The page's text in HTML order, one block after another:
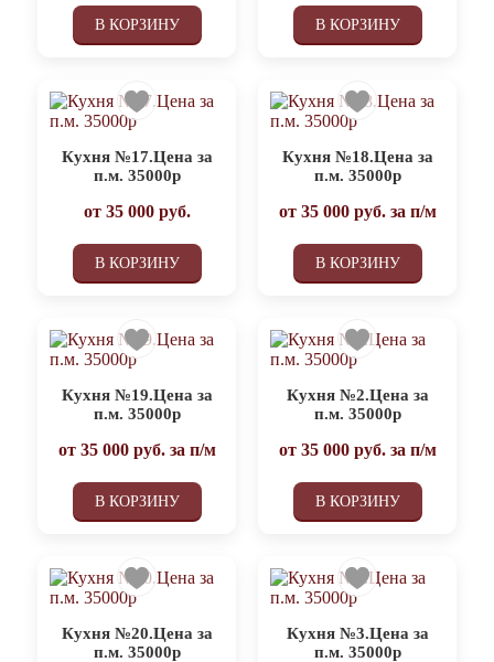
В КОРЗИНУ В КОРЗИНУ
Кухня №17.Цена за
п.м. 35000р
от 35 000руб.
В КОРЗИНУ
Кухня №18.Цена за
п.м. 35000р
от 35 000руб. за п/м
В КОРЗИНУ
Кухня №19.Цена за
п.м. 35000р
от 35 000руб. за п/м
В КОРЗИНУ
Кухня №2.Цена за
п.м. 35000р
от 35 000руб. за п/м
В КОРЗИНУ
Кухня №20.Цена за
п.м. 35000р
Кухня №3.Цена за
п.м. 35000р